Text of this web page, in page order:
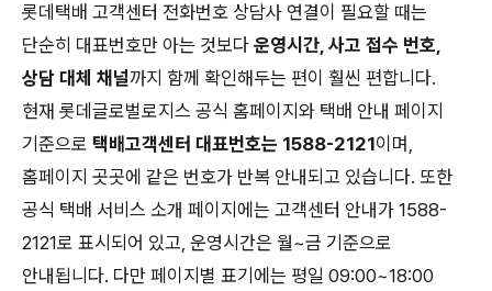
롯데택배 고객센터 전화번호 상담사 연결이 필요할 때는
단순히 대표번호만 아는 것보다 운영시간, 사고 접수 번호,
상담 대체 채널까지 함께 확인해두는 편이 훨씬 편합니다.
현재 롯데글로벌로지스 공식 홈페이지와 택배 안내 페이지
기준으로 택배고객센터 대표번호는 1588-2121이며,
홈페이지 곳곳에 같은 번호가 반복 안내되고 있습니다. 또한
공식 택배 서비스 소개 페이지에는 고객센터 안내가 1588-
2121로 표시되어 있고, 운영시간은 월~금 기준으로
안내됩니다. 다만 페이지별 표기에는 평일 09:00~18:00